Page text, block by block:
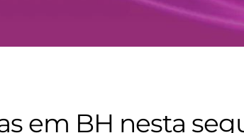
em BH nesta